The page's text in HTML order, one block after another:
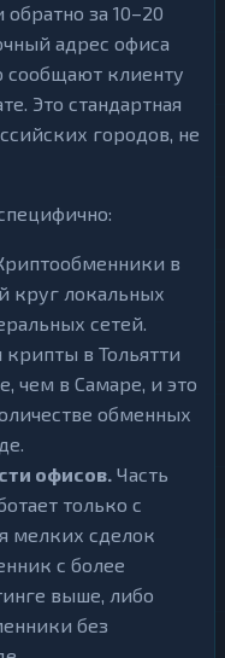
за 10–20
адрес офиса
сообщают клиенту
Это стандартная
городов, не
в
круг локальных
сетей.
в Тольятти
чем в Самаре, и это
обменных
офисов. Часть
только с
мелких сделок
с более
выше, либо
без